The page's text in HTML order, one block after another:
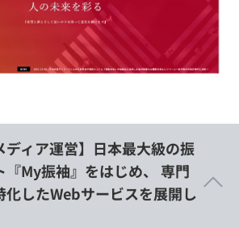
ディア運営】日本最大級の振
My振袖』をはじめ、 専門
化したWebサービスを展開し